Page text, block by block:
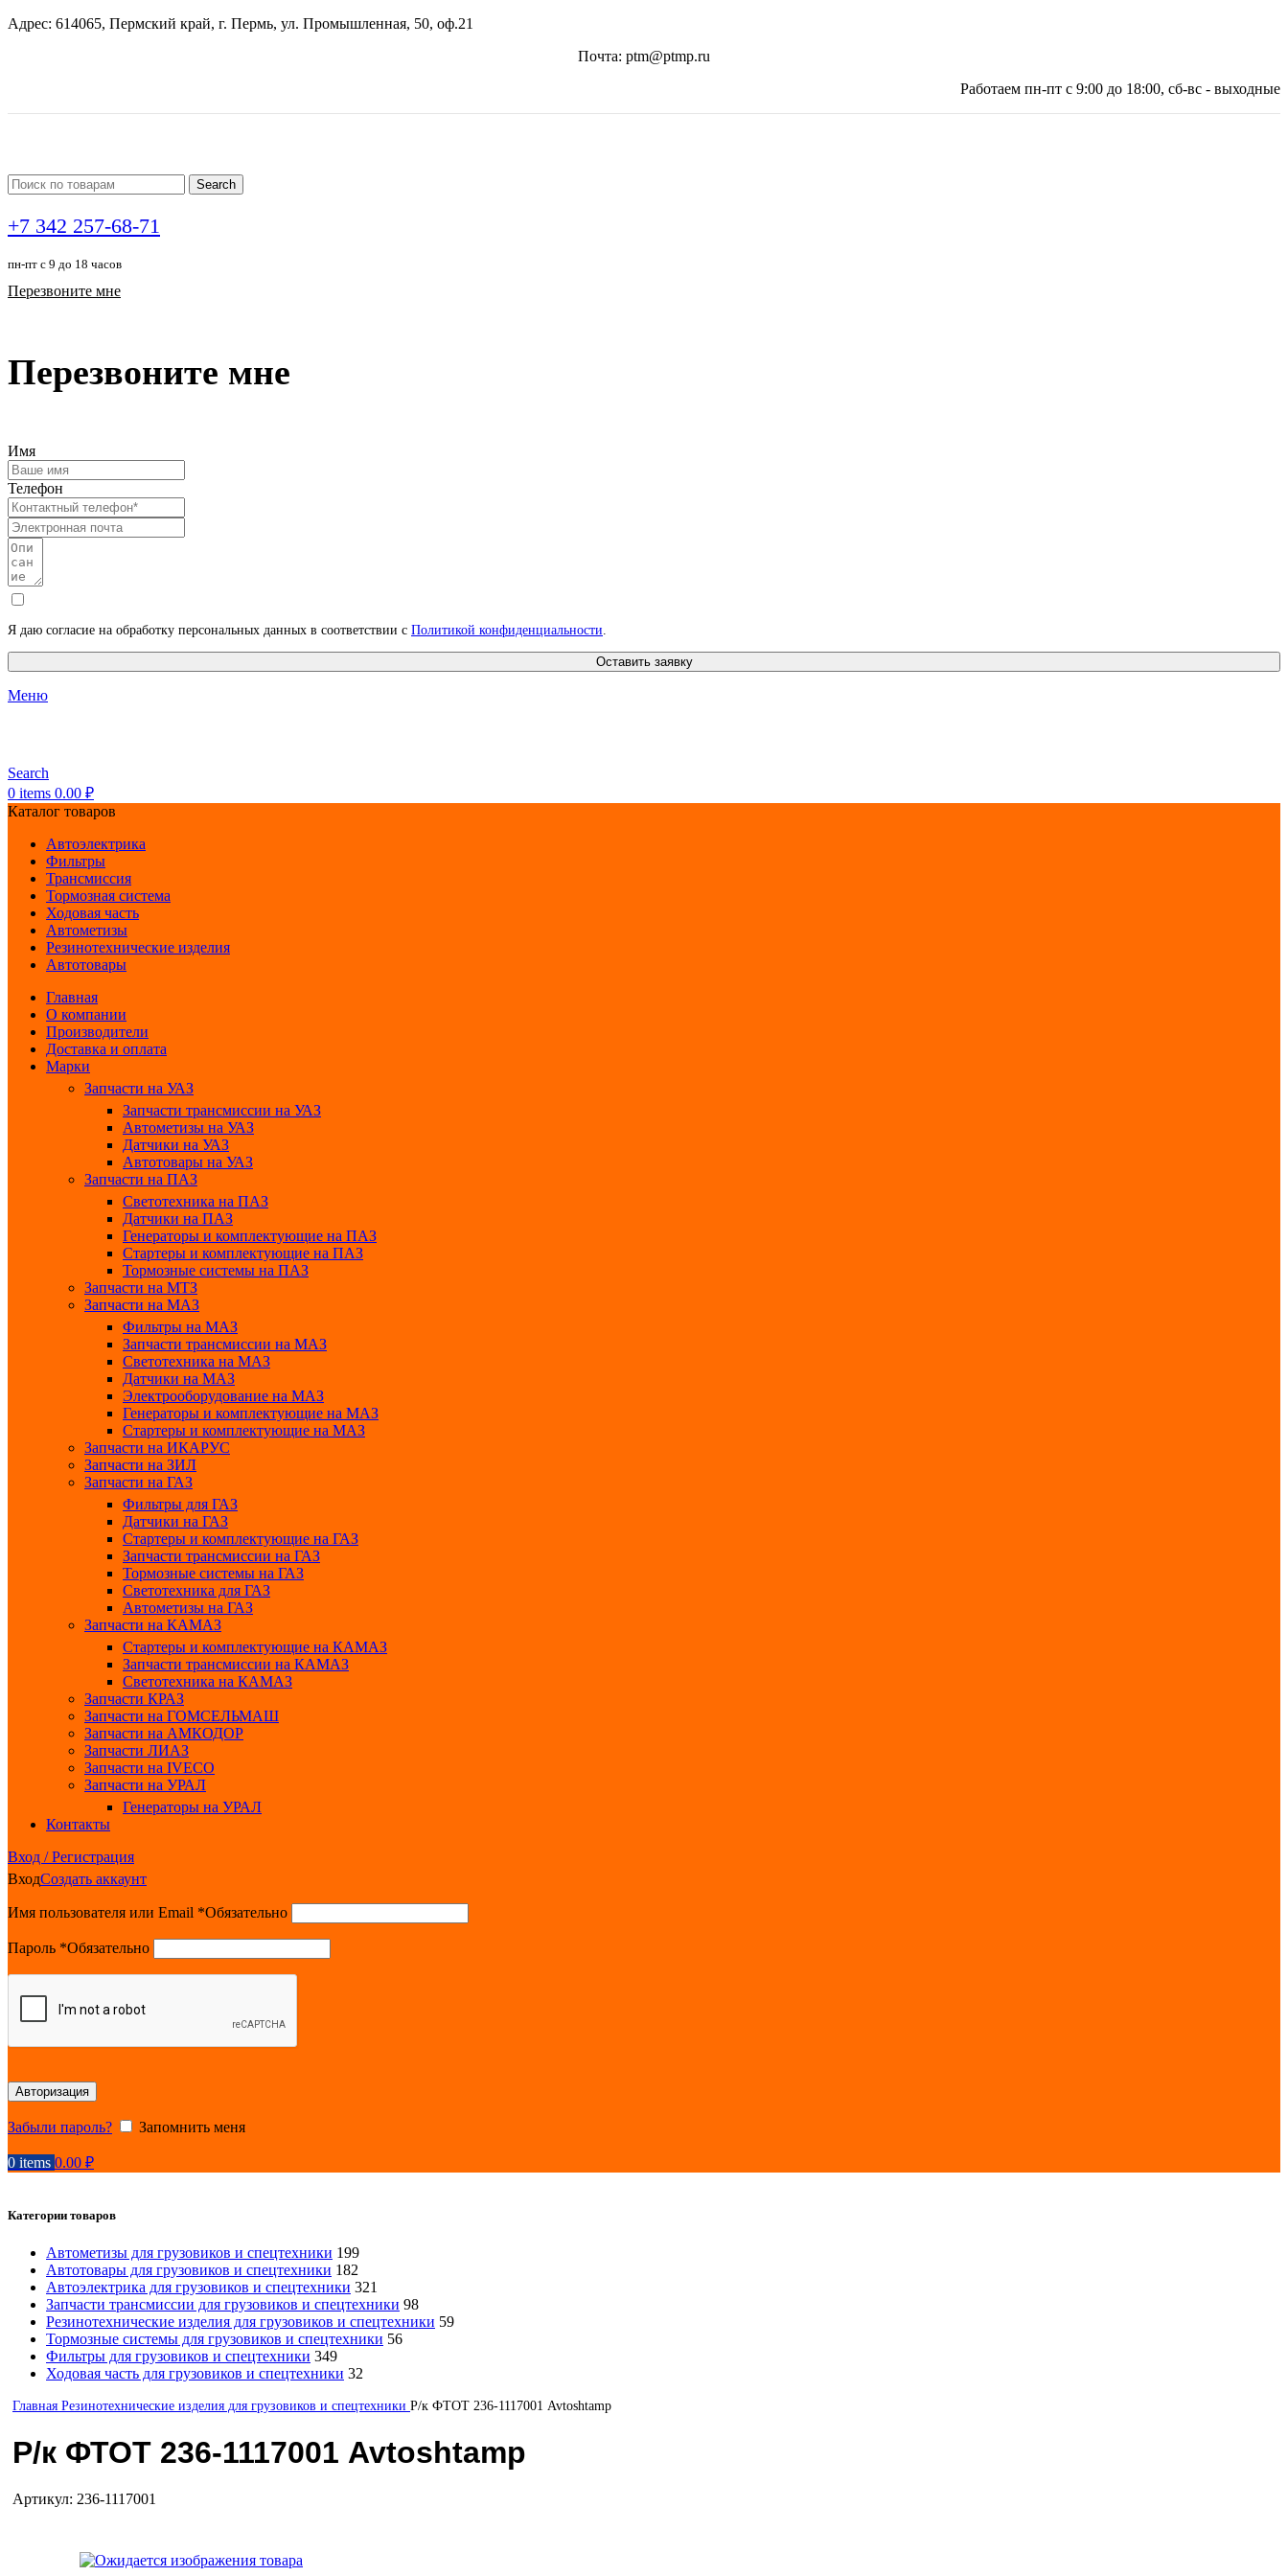
Адрес: 614065, Пермский край, г. Пермь, ул. Промышленная, 50, оф.21
Почта: ptm@ptmp.ru
Работаем пн-пт с 9:00 до 18:00, сб-вс - выходные
Search
+7 342 257-68-71
пн-пт с 9 до 18 часов
Перезвоните мне
Перезвоните мне
Имя
Телефон
Я даю согласие на обработку персональных данных в соответствии с Политикой конфиденциальности.
Оставить заявку
Меню
Search
0 items 0.00 ₽
Каталог товаров
Автоэлектрика
Фильтры
Трансмиссия
Тормозная система
Ходовая часть
Автометизы
Резинотехнические изделия
Автотовары
Главная
О компании
Производители
Доставка и оплата
Марки
Запчасти на УАЗ
Запчасти трансмиссии на УАЗ
Автометизы на УАЗ
Датчики на УАЗ
Автотовары на УАЗ
Запчасти на ПАЗ
Светотехника на ПАЗ
Датчики на ПАЗ
Генераторы и комплектующие на ПАЗ
Стартеры и комплектующие на ПАЗ
Тормозные системы на ПАЗ
Запчасти на МТЗ
Запчасти на МАЗ
Фильтры на МАЗ
Запчасти трансмиссии на МАЗ
Светотехника на МАЗ
Датчики на МАЗ
Электрооборудование на МАЗ
Генераторы и комплектующие на МАЗ
Стартеры и комплектующие на МАЗ
Запчасти на ИКАРУС
Запчасти на ЗИЛ
Запчасти на ГАЗ
Фильтры для ГАЗ
Датчики на ГАЗ
Стартеры и комплектующие на ГАЗ
Запчасти трансмиссии на ГАЗ
Тормозные системы на ГАЗ
Светотехника для ГАЗ
Автометизы на ГАЗ
Запчасти на КАМАЗ
Стартеры и комплектующие на КАМАЗ
Запчасти трансмиссии на КАМАЗ
Светотехника на КАМАЗ
Запчасти КРАЗ
Запчасти на ГОМСЕЛЬМАШ
Запчасти на АМКОДОР
Запчасти ЛИАЗ
Запчасти на IVECO
Запчасти на УРАЛ
Генераторы на УРАЛ
Контакты
Вход / Регистрация
ВходСоздать аккаунт
Имя пользователя или Email *Обязательно
Пароль *Обязательно
Авторизация
Забыли пароль? Запомнить меня
0 items 0.00 ₽
Категории товаров
Автометизы для грузовиков и спецтехники 199
Автотовары для грузовиков и спецтехники 182
Автоэлектрика для грузовиков и спецтехники 321
Запчасти трансмиссии для грузовиков и спецтехники 98
Резинотехнические изделия для грузовиков и спецтехники 59
Тормозные системы для грузовиков и спецтехники 56
Фильтры для грузовиков и спецтехники 349
Ходовая часть для грузовиков и спецтехники 32
Главная Резинотехнические изделия для грузовиков и спецтехники Р/к ФТОТ 236-1117001 Avtoshtamp
Р/к ФТОТ 236-1117001 Avtoshtamp
Артикул: 236-1117001